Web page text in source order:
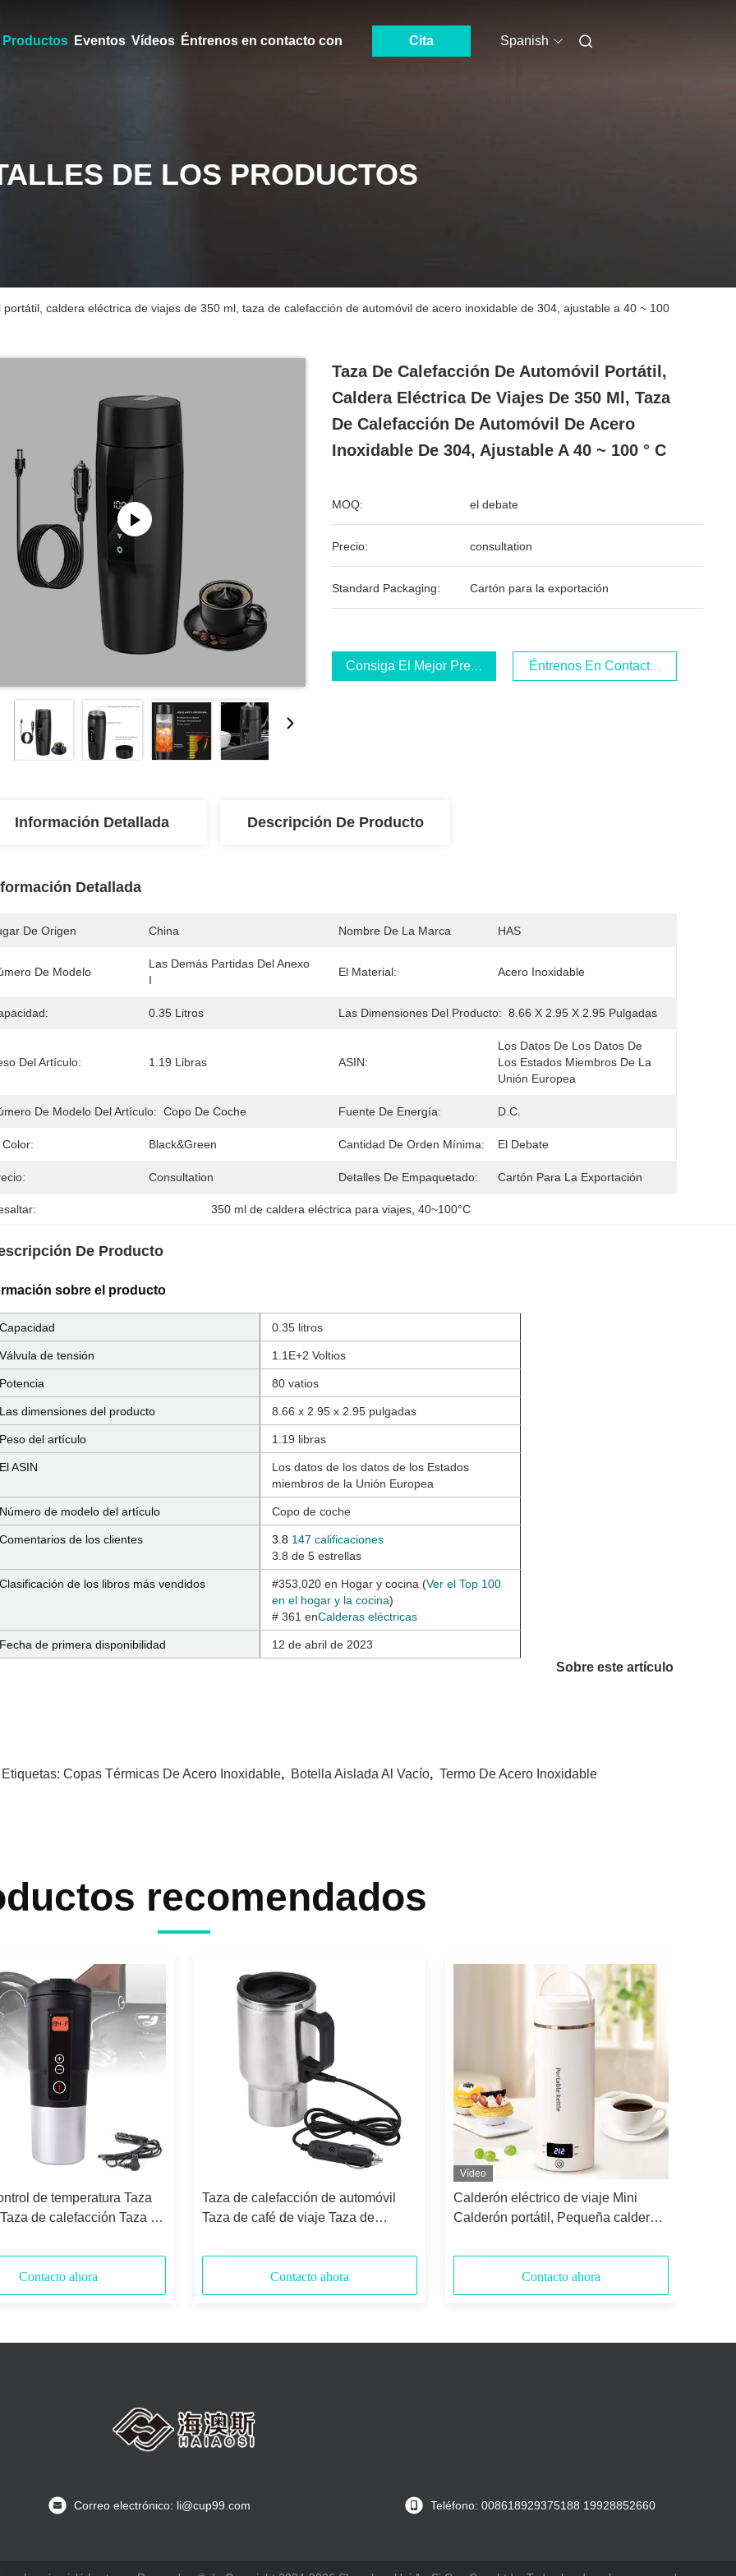
Productos Eventos Vídeos Éntrenos en contacto con Cita Spanish
DE LOS PRODUCTOS
caldera eléctrica de viajes de 350 ml, taza de calefacción de automóvil de acero inoxidable de 304, ajustable a 40 ~ 100
Taza De Calefacción De Automóvil Portátil,
Caldera Eléctrica De Viajes De 350 Ml, Taza
De Calefacción De Automóvil De Acero
Inoxidable De 304, Ajustable A 40 ~ 100 ° C
MOQ: el debate
Precio: consultation
Standard Packaging: Cartón para la exportación
Consiga El Mejor Precio Éntrenos En Contacto Con
Información Detallada Descripción De Producto
Detallada
De Origen China Nombre De La Marca HAS
De Modelo
Las Demás Partidas Del Anexo
I
El Material: Acero Inoxidable
0.35 Litros Las Dimensiones Del Producto: 8.66 X 2.95 X 2.95 Pulgadas
Del Artículo: 1.19 Libras ASIN:
Los Datos De Los Datos De
Los Estados Miembros De La
Unión Europea
De Modelo Del Artículo: Copo De Coche Fuente De Energía: D.C.
Color: Black&Green Cantidad De Orden Mínima: El Debate
Consultation Detalles De Empaquetado: Cartón Para La Exportación
350 ml de caldera eléctrica para viajes , 40~100°C
De Producto
sobre el producto
Capacidad 0.35 litros
Válvula de tensión 1.1E+2 Voltios
Potencia 80 vatios
Las dimensiones del producto 8.66 x 2.95 x 2.95 pulgadas
Peso del artículo 1.19 libras
El ASIN
Los datos de los datos de los Estados
miembros de la Unión Europea
Número de modelo del artículo Copo de coche
Comentarios de los clientes 3.8 147 calificaciones
3.8 de 5 estrellas
Clasificación de los libros más vendidos #353,020 en Hogar y cocina (Ver el Top 100
en el hogar y la cocina)
# 361 enCalderas eléctricas
Fecha de primera disponibilidad 12 de abril de 2023
Sobre este artículo
Copas Térmicas De Acero Inoxidable, Botella Aislada Al Vacío, Termo De Acero Inoxidable
recomendados
de temperatura Taza
de calefacción Taza de
Smart Taza de café
Contacto ahora
Taza de calefacción de automóvil
Taza de café de viaje Taza de
aislamiento de acero inoxidable
Taza de automóvil de carga Taza de
calor
Contacto ahora
Vídeo
Calderón eléctrico de viaje Mini
Calderón portátil, Pequeña caldera
temperatura, 304 de acero
Contacto ahora
Correo electrónico: li@cup99.com Teléfono: 008618929375188 19928852660